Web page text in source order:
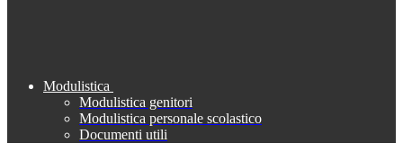
Modulistica
Modulistica genitori
Modulistica personale scolastico
Documenti utili